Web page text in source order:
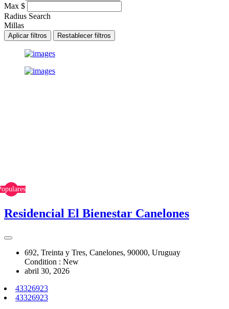
Max $
Radius Search
Millas
Aplicar filtros Restablecer filtros
Residencial El Bienestar Canelones
692, Treinta y Tres, Canelones, 90000, Uruguay
Condition : New
abril 30, 2026
43326923
43326923